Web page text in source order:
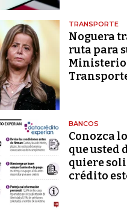
TRANSPORTE
Noguera
ruta para
Ministerio
BANCOS
Conozca
que usted
quiere
crédito